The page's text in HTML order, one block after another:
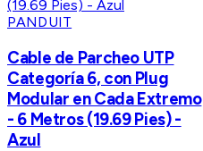
PANDUIT
Cable de Parcheo UTP
Categoría 6, con Plug
Modular en Cada Extremo
- 6 Metros (19.69 Pies) -
Azul